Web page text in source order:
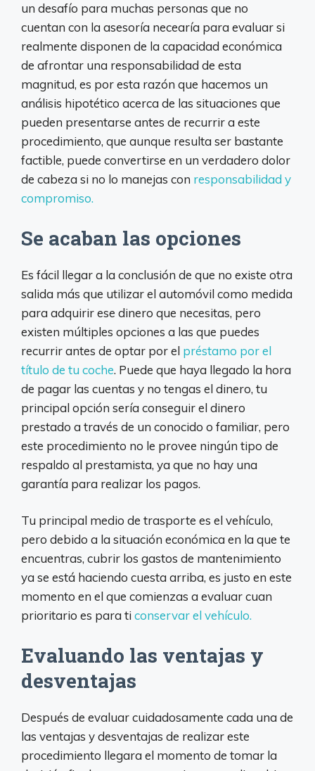
un desafío para muchas personas que no
cuentan con la asesoría necearía para evaluar si
realmente disponen de la capacidad económica
de afrontar una responsabilidad de esta
magnitud, es por esta razón que hacemos un
análisis hipotético acerca de las situaciones que
pueden presentarse antes de recurrir a este
procedimiento, que aunque resulta ser bastante
factible, puede convertirse en un verdadero dolor
de cabeza si no lo manejas con responsabilidad y
compromiso.
Se acaban las opciones
Es fácil llegar a la conclusión de que no existe otra
salida más que utilizar el automóvil como medida
para adquirir ese dinero que necesitas, pero
existen múltiples opciones a las que puedes
recurrir antes de optar por el préstamo por el
título de tu coche. Puede que haya llegado la hora
de pagar las cuentas y no tengas el dinero, tu
principal opción sería conseguir el dinero
prestado a través de un conocido o familiar, pero
este procedimiento no le provee ningún tipo de
respaldo al prestamista, ya que no hay una
garantía para realizar los pagos.
Tu principal medio de trasporte es el vehículo,
pero debido a la situación económica en la que te
encuentras, cubrir los gastos de mantenimiento
ya se está haciendo cuesta arriba, es justo en este
momento en el que comienzas a evaluar cuan
prioritario es para ticonservar el vehículo.
Evaluando las ventajas y
desventajas
Después de evaluar cuidadosamente cada una de
las ventajas y desventajas de realizar este
procedimiento llegara el momento de tomar la